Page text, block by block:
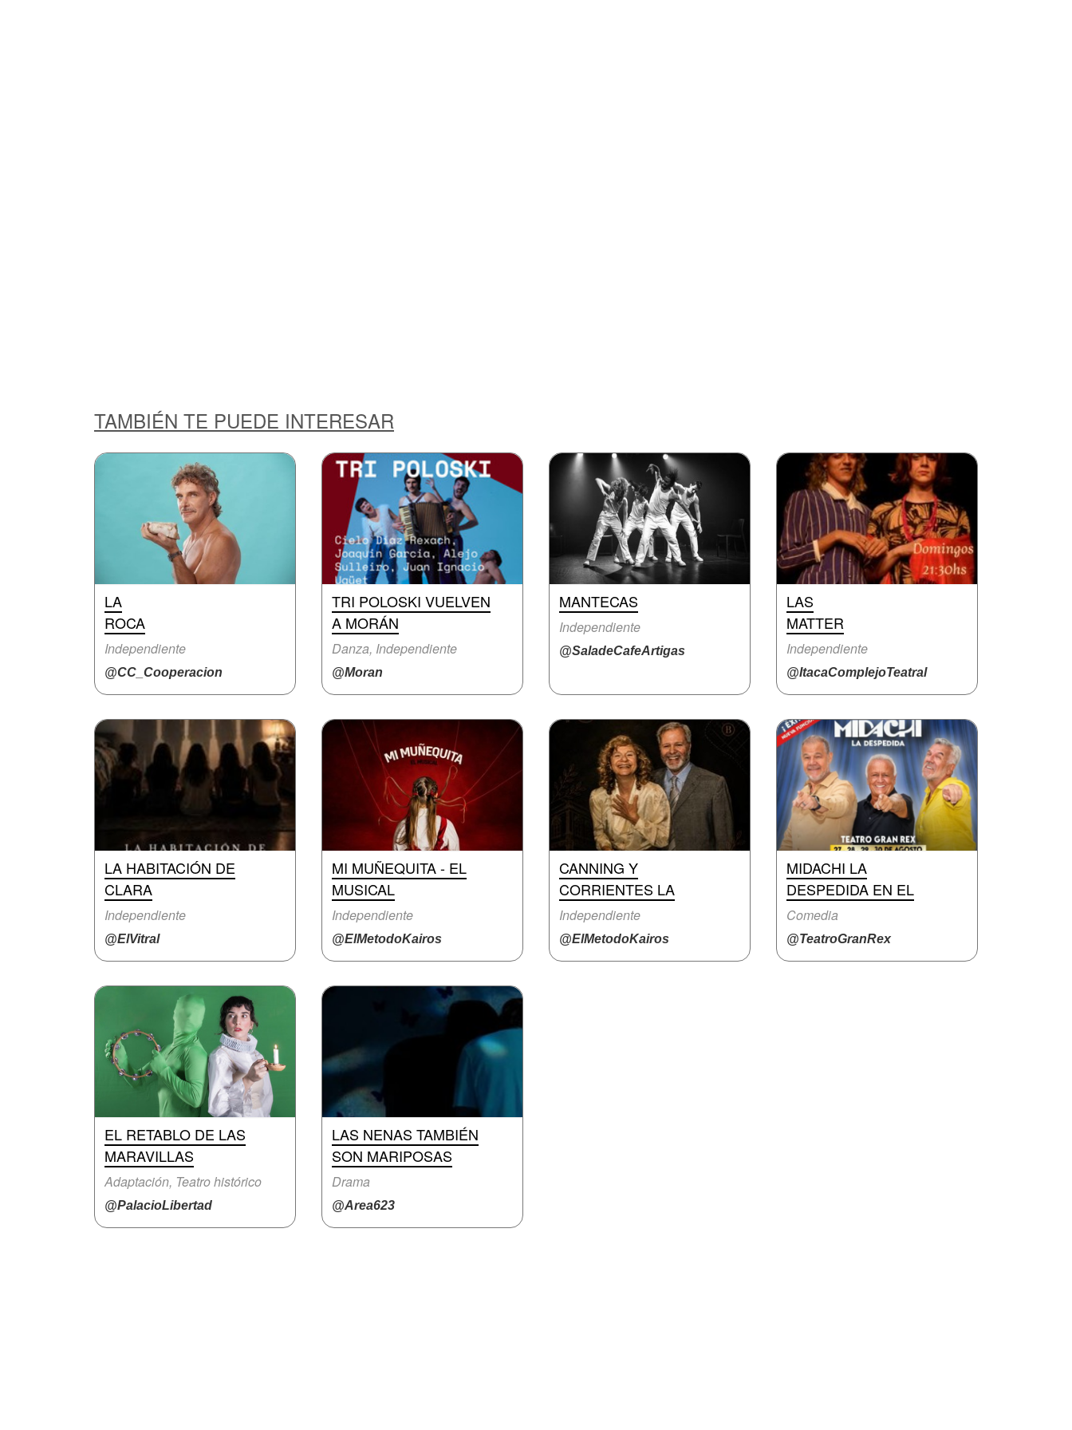
TAMBIÉN TE PUEDE INTERESAR
LA
ROCA
Independiente
@CC_Cooperacion
TRI POLOSKI VUELVEN
A MORÁN
Danza, Independiente
@Moran
MANTECAS
Independiente
@SaladeCafeArtigas
LAS
MATTER
Independiente
@ItacaComplejoTeatral
LA HABITACIÓN DE
CLARA
Independiente
@ElVitral
MI MUÑEQUITA - EL
MUSICAL
Independiente
@ElMetodoKairos
CANNING Y
CORRIENTES LA
Independiente
@ElMetodoKairos
MIDACHI LA
DESPEDIDA EN EL
Comedia
@TeatroGranRex
EL RETABLO DE LAS
MARAVILLAS
Adaptación, Teatro histórico
@PalacioLibertad
LAS NENAS TAMBIÉN
SON MARIPOSAS
Drama
@Area623